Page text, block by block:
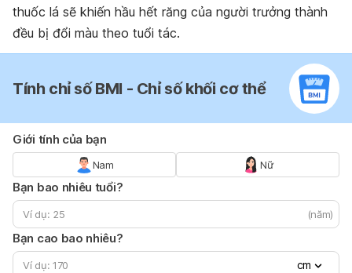
thuốc lá sẽ khiến hầu hết răng của người trưởng thành
đều bị đổi màu theo tuổi tác.
Tính chỉ số BMI - Chỉ số khối cơ thể
Giới tính của bạn
Nam Nữ
Bạn bao nhiêu tuổi?
(năm)
Bạn cao bao nhiêu?
cm